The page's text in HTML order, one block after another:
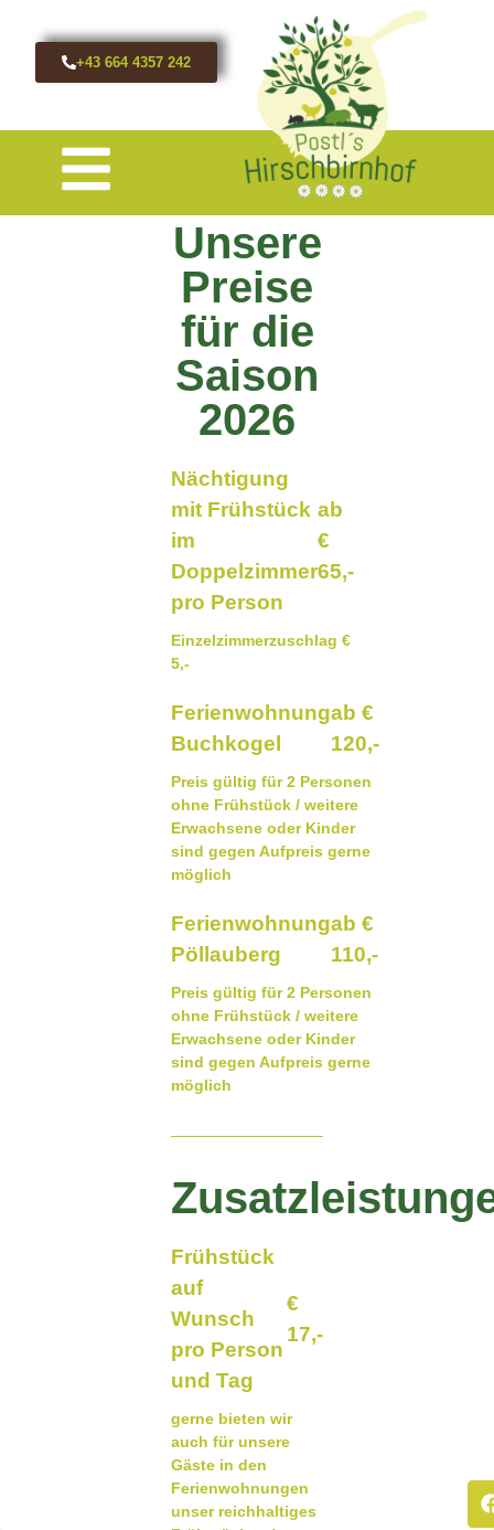
+43 664 4357 242
Unsere
Preise
für die
Saison
2026
Nächtigung
mit Frühstück
im
Doppelzimmer
pro Person
ab
€
65,-
Einzelzimmerzuschlag €
5,-
Ferienwohnung
Buchkogel
ab €
120,-
Preis gültig für 2 Personen
ohne Frühstück / weitere
Erwachsene oder Kinder
sind gegen Aufpreis gerne
möglich
Ferienwohnung
Pöllauberg
ab €
110,-
Preis gültig für 2 Personen
ohne Frühstück / weitere
Erwachsene oder Kinder
sind gegen Aufpreis gerne
möglich
Frühstück
auf
Wunsch
pro Person
und Tag
€
17,-
gerne bieten wir
auch für unsere
Gäste in den
Ferienwohnungen
unser reichhaltiges